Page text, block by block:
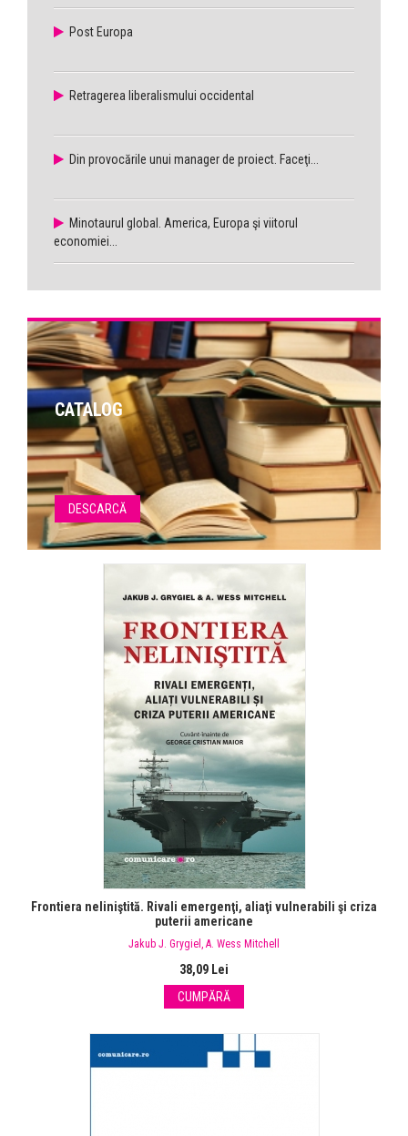
Post Europa
Retragerea liberalismului occidental
Din provocările unui manager de proiect. Faceţi...
Minotaurul global. America, Europa şi viitorul
economiei...
CATALOG
DESCARCĂ
Frontiera neliniştită. Rivali emergenţi, aliaţi vulnerabili şi criza
puterii americane
Jakub J. Grygiel , A. Wess Mitchell
38,09 Lei
CUMPĂRĂ